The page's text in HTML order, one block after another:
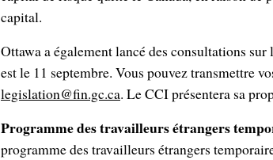
capital.
Ottawa a également lancé des consultations
est le 11 septembre. Vous pouvez transmettre
legislation@fin.gc.ca. Le CCI présentera sa
Programme des travailleurs étrangers
programme des travailleurs étrangers